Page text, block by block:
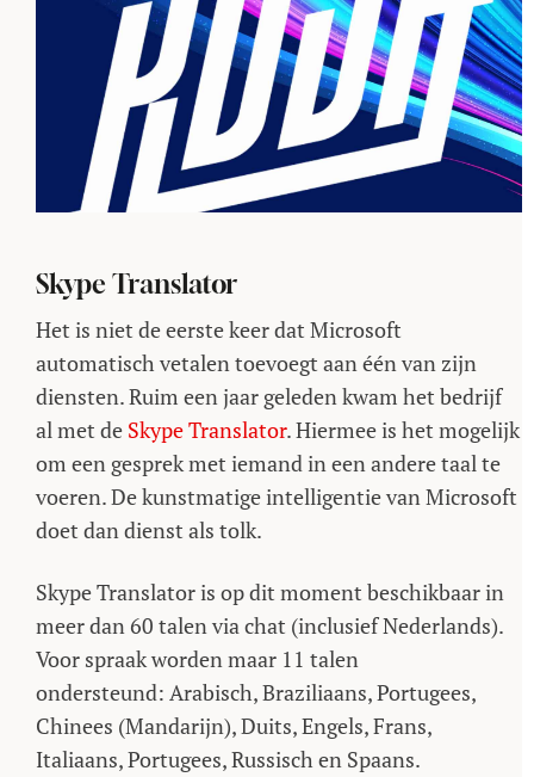
Skype Translator
Het is niet de eerste keer dat Microsoft
automatisch vetalen toevoegt aan één van zijn
diensten. Ruim een jaar geleden kwam het bedrijf
al met de Skype Translator. Hiermee is het mogelijk
om een gesprek met iemand in een andere taal te
voeren. De kunstmatige intelligentie van Microsoft
doet dan dienst als tolk.
Skype Translator is op dit moment beschikbaar in
meer dan 60 talen via chat (inclusief Nederlands).
Voor spraak worden maar 11 talen
ondersteund: Arabisch, Braziliaans, Portugees,
Chinees (Mandarijn), Duits, Engels, Frans,
Italiaans, Portugees, Russisch en Spaans.